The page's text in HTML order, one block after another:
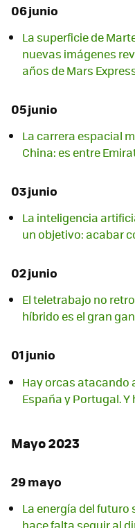
06 junio
La superficie de
nuevas imágenes
años de Mars
05 junio
La carrera espacial
China: es entre
03 junio
La inteligencia
un objetivo: acabar
02 junio
El teletrabajo no
híbrido es el gran
01 junio
Hay orcas atacando
España y Portugal.
Mayo 2023
29 mayo
La energía del futuro